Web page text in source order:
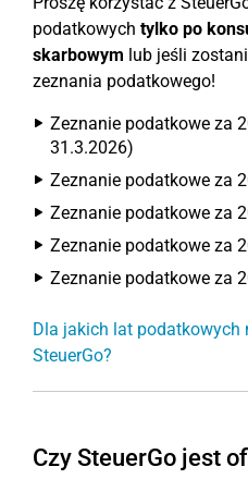
podatkowych tylko po
skarbowym lub jeśli
zeznania podatkowego!
Zeznanie podatkowe za
31.3.2026)
Zeznanie podatkowe za
Zeznanie podatkowe za
Zeznanie podatkowe za
Zeznanie podatkowe za
Dla jakich lat podatkowych
SteuerGo?
Czy SteuerGo jest